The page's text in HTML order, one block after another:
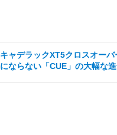
キャデラックXT5クロスオー
にならない「CUE」の大幅な